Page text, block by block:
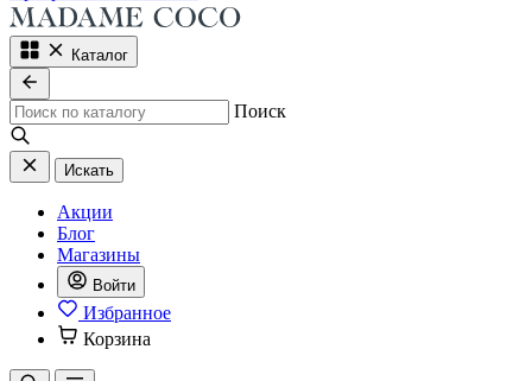
Каталог
Поиск
Искать
Акции
Блог
Магазины
Войти
Избранное
Корзина